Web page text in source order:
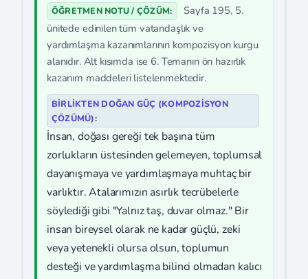
ÖĞRETMEN NOTU / ÇÖZÜM:
Sayfa 195, 5.
ünitede edinilen tüm vatandaşlık ve
yardımlaşma kazanımlarının kompozisyon kurgu
alanıdır. Alt kısımda ise 6. Temanın ön hazırlık
kazanım maddeleri listelenmektedir.
BİRLİKTEN DOĞAN GÜÇ (KOMPOZISYON
ÇÖZÜMÜ):
İnsan, doğası gereği tek başına tüm
zorlukların üstesinden gelemeyen, toplumsal
dayanışmaya ve yardımlaşmaya muhtaç bir
varlıktır. Atalarımızın asırlık tecrübelerle
söylediği gibi "Yalnız taş, duvar olmaz." Bir
insan bireysel olarak ne kadar güçlü, zeki
veya yetenekli olursa olsun, toplumun
desteği ve yardımlaşma bilinci olmadan kalıcı